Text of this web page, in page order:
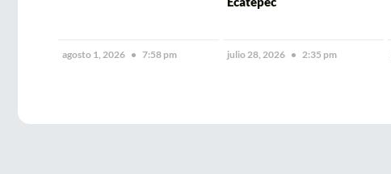
agosto 1, 2026 7:58 pm julio 28, 2026 2:35 pm